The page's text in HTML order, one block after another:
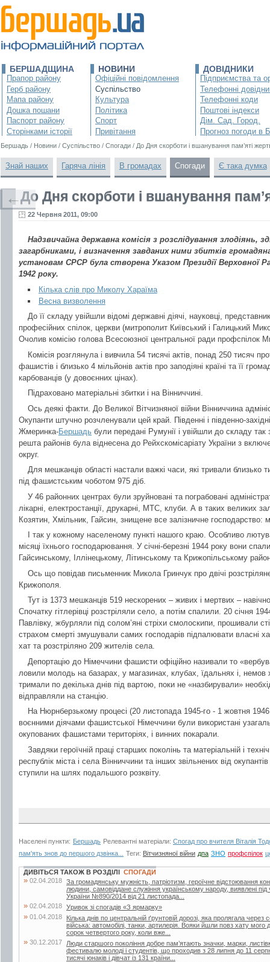
БЕРШАДЩИНА
Прапор району
Герб району
Мапа району
Дошка пошани
Паспорт району
Сторінками історії
НОВИНИ
Офіційні повідомлення
Суспільство
Культура
Політика
Спорт
Привітання
ДОВІДНИКИ
Підприємства та
Телефонні
Телефонні коди
Поштові індекси
Дім. Сад. Город.
Прогноз погоди в
Бершадь / Новини / Суспільство / Спогади / До Дня скорботи і вшанування пам’яті
Знай наших Гаряча лінія В громадах Спогади Є така думка
До Дня скорботи і вшанування
22 Червня 2011, 09:00
Надзвичайна державна комісія з розслідування злодіянь,
загарбниками, і визначення завданих ними збитків
установам СРСР була створена Указом Президії Верховної
1942 року.
Кілька слів про Миколу Хараїма
Весна визволення
До її складу увійшли відомі державні діячі, науковці,
професійних спілок, церкви (митрополит Київський і Галицький
Очолив комісію голова Всесоюзної центральної ради профспілок
Комісія розглянула і вивчила 54 тисячі актів, понад 250 тисяч
фашистів і близько 4 мільйонів актів про заподіяні країні та її
карбованців (у довоєнних цінах).
Підраховано матеріальні збитки і на Вінниччині.
Ось деякі факти. До Великої Вітчизняної війни Вінниччина
Окупанти штучно розчленували цей край. Південні і південно-
Жмеринка-Бершадь були передані Румунії і увійшли до складу так
решта районів була віднесена до Рейхскомісаріату України з
округ.
Для мешканців області настали важкі часи, які тривали близько
під фашистським чоботом 975 діб.
У 46 районних центрах були зруйновані та пограбовані
лікарні, електростанції, друкарні, МТС, клуби. А в таких великих
Козятин, Хмільник, Гайсин, знищене все залізничне господарство:
І так у кожному населеному пункті нашого краю. Особливо
місяці їхнього господарювання. У січні-березні 1944 року вони
Гайсинському, Іллінецькому, Літинському та Крижопільському
Ось що повідав письменник Микола Гринчук про двічі
Крижополя.
Тут із 1373 мешканців 519 нескорених – живих і мертвих –
Спочатку гітлерівці розстріляли село, а потім спалили. 20 січня
Павлівку, жбурляли під солом’яні стріхи смолоскипи, прошивали
страхом смерті змушували самих господарів підпалювати власні
хат та розстріляно 209 жителів села.
Депортацію до Німеччини фашисти офіційно називали то
ловили молодь на базарах, у магазинах, клубах, їдальнях і, немов
тримали по декілька днів під вартою, поки не «назбирували»
відправляли на станцію.
На Нюрнберзькому процесі (20 листопада 1945-го - 1 жовтня
воєнними діячами фашистської Німеччини були використані
окупованих фашистами територіях, і винних покарали.
Завдяки героїчній праці старших поколінь та матеріальній і
республік міста і села Вінниччини та інших звільнених від
ступили на шлях подальшого розквіту.
Населені пункти: Бершадь Релевантні матеріали: Спогад про вчителя Віталія
пам'ять знов до першого дзвінка...
Теги: Вітчизняної війни дпа ЗНО профспілок
←
ДИВІТЬСЯ ТАКОЖ В РОЗДІЛІ СПОГАДИ
» 02.04.2018 За громадянську мужність, патріотизм, героїчне відстоювання
людини, самовіддане служіння українському народу, виявлені
України №890/2014 від 21 листопада...
» 02.04.2018 Уривок зі спогадів «З ярмарку»
» 01.04.2018
Кілька днів по центральній ґрунтовій дорозі, яка пролягала
війська: автомобілі, танки, артилерія. Вояки йшли повз хату мого
сорок четвертого року, коли вже...
» 30.12.2017
Люди старшого покоління добре пам’ятають значки, марки,
фестивалю молоді і студентів, що проходив з 28 липня до 11
тисячі юнаків і дівчат із 131 країни...